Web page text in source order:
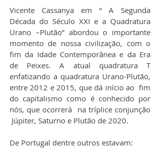
Vicente Cassanya em “ A Segunda
Década do Século XXI e a Quadratura
Urano –Plutão” abordou o importante
momento de nossa civilização, com o
fim da Idade Contemporânea e da Era
de Peixes. A atual quadratura T
enfatizando a quadratura Urano-Plutão,
entre 2012 e 2015, que dá início ao  fim
do capitalismo como é conhecido por
nós, que ocorrerá  na tríplice conjunção
Júpiter, Saturno e Plutão de 2020.
De Portugal dentre outros estavam: